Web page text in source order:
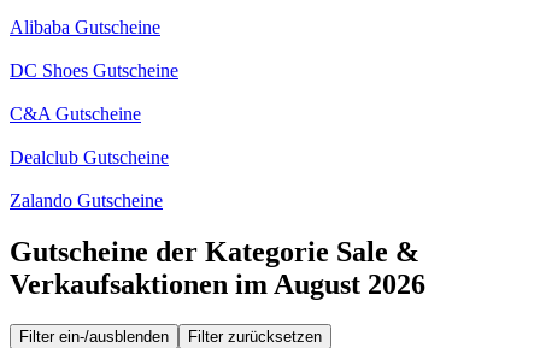
Alibaba Gutscheine
DC Shoes Gutscheine
C&A Gutscheine
Dealclub Gutscheine
Zalando Gutscheine
Gutscheine der Kategorie Sale &
Verkaufsaktionen im August 2026
Filter ein-/ausblenden Filter zurücksetzen